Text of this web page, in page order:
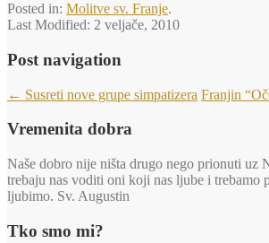
Posted in: Molitve sv. Franje.
Last Modified: 2 veljače, 2010
Post navigation
← Susreti nove grupe simpatizera Franjin
Vremenita dobra
Naše dobro nije ništa drugo nego prionuti uz
trebaju nas voditi oni koji nas ljube i trebamo
ljubimo. Sv. Augustin
Tko smo mi?